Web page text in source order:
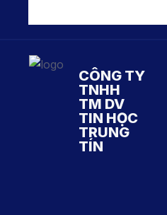
CÔNG TY
TNHH
TM DV
TIN HỌC
TRUNG
TÍN